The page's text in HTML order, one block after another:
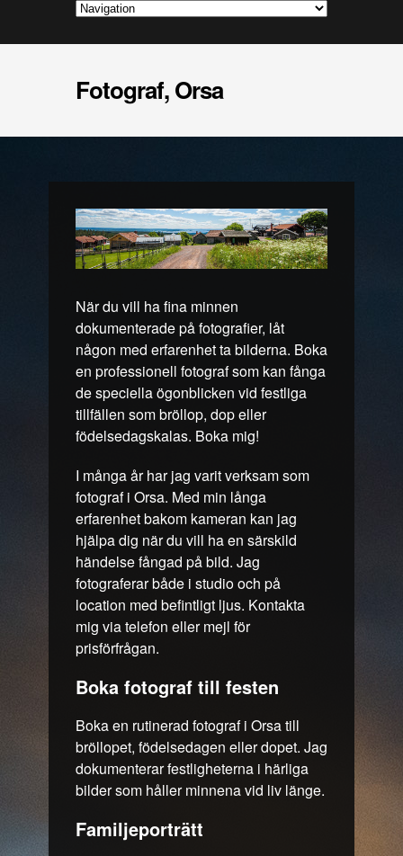
Fotograf, Orsa
När du vill ha fina minnen
dokumenterade på fotografier, låt
någon med erfarenhet ta bilderna. Boka
en professionell fotograf som kan fånga
de speciella ögonblicken vid festliga
tillfällen som bröllop, dop eller
födelsedagskalas. Boka mig!
I många år har jag varit verksam som
fotograf i Orsa. Med min långa
erfarenhet bakom kameran kan jag
hjälpa dig när du vill ha en särskild
händelse fångad på bild. Jag
fotograferar både i studio och på
location med befintligt ljus. Kontakta
mig via telefon eller mejl för
prisförfrågan.
Boka fotograf till festen
Boka en rutinerad fotograf i Orsa till
bröllopet, födelsedagen eller dopet. Jag
dokumenterar festligheterna i härliga
bilder som håller minnena vid liv länge.
Familjeporträtt